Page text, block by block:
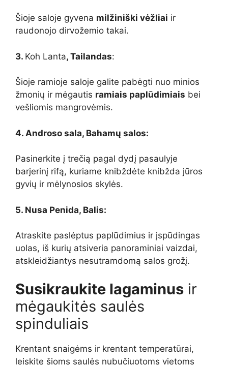
Šioje saloje gyvena milžiniški vėžliai ir
raudonojo dirvožemio takai.
3. Koh Lanta, Tailandas:
Šioje ramioje saloje galite pabėgti nuo minios
žmonių ir mėgautis ramiais paplūdimiais bei
vešliomis mangrovėmis.
4. Androso sala, Bahamų salos:
Pasinerkite į trečią pagal dydį pasaulyje
barjerinį rifą, kuriame knibždėte knibžda jūros
gyvių ir mėlynosios skylės.
5. Nusa Penida, Balis:
Atraskite paslėptus paplūdimius ir įspūdingas
uolas, iš kurių atsiveria panoraminiai vaizdai,
atskleidžiantys nesutramdomą salos grožį.
Susikraukite lagaminus ir
mėgaukitės saulės
spinduliais
Krentant snaigėms ir krentant temperatūrai,
leiskite šioms saulės nubučiuotoms vietoms